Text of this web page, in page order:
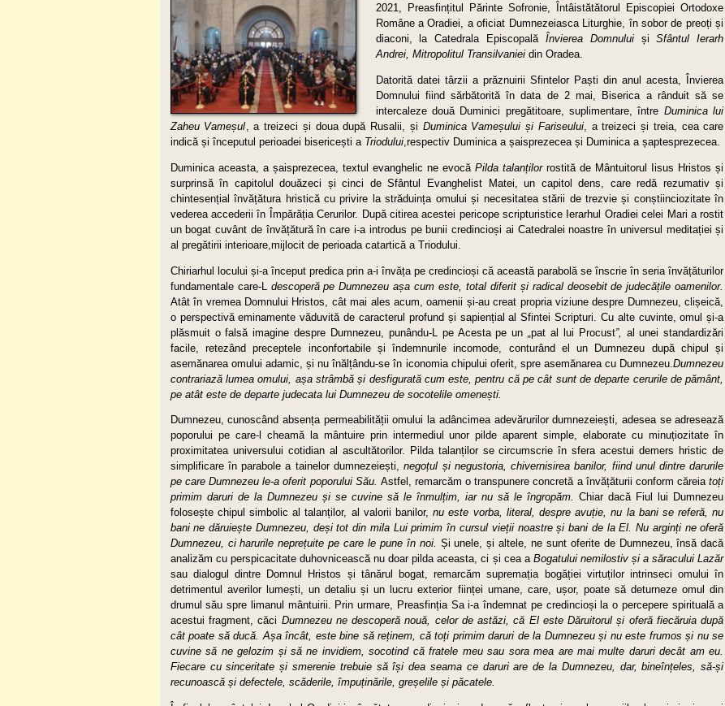
2021, Preasfințitul Părinte Sofronie, Întâistătătorul Episcopiei Ortodoxe
Române a Oradiei, a oficiat Dumnezeiasca Liturghie, în sobor de preoți și
diaconi, la Catedrala Episcopală Învierea Domnului șiSfântul Ierarh
Andrei, Mitropolitul Transilvanieidin Oradea.
Datorită datei târzii a prăznuirii Sfintelor Paști din anul acesta, Învierea
Domnului fiind sărbătorită în data de 2 mai, Biserica a rânduit să se
intercaleze două Duminici pregătitoare, suplimentare, între Duminica lui
Zaheu Vameșul , a treizeci și doua după Rusalii, și Duminica Vameșului și Fariseului, a treizeci și treia, cea care
indică și începutul perioadei bisericești a Triodului,respectiv Duminica a șaisprezecea și Duminica a șaptesprezecea.
Duminica aceasta, a șaisprezecea, textul evanghelic ne evocăPilda talanțilorrostită de Mântuitorul Iisus Hristos și
surprinsă în capitolul douăzeci și cinci de Sfântul Evanghelist Matei, un capitol dens, care redă rezumativ și
chintesențial învățătura hristică cu privire la străduința omului și necesitatea stării de trezvie și conștiinciozitate în
vederea accederii în Împărăția Cerurilor. După citirea acestei pericope scripturistice Ierarhul Oradiei celei Mari a rostit
un bogat cuvânt de învățătură în care i-a introdus pe bunii credincioși ai Catedralei noastre în universul meditației și
al pregătirii interioare,mijlocit de perioada catartică a Triodului.
Chiriarhul locului și-a început predica prin a-i învăța pe credincioși că această parabolă se înscrie în seria învățăturilor
fundamentale care-L descoperă pe Dumnezeu așa cum este, total diferit și radical deosebit de judecățile oamenilor.
Atât în vremea Domnului Hristos, cât mai ales acum, oamenii și-au creat propria viziune despre Dumnezeu, clișeică,
o perspectivă eminamente văduvită de caracterul profund și sapiențial al Sfintei Scripturi. Cu alte cuvinte, omul și-a
plăsmuit o falsă imagine despre Dumnezeu, punându-L pe Acesta pe un
„pat al lui Procust”, al unei standardizări
facile, retezând preceptele inconfortabile și îndemnurile incomode, conturând el un Dumnezeu după chipul și
asemănarea omului adamic, și nu înălțându-se în iconomia chipului oferit, spre asemănarea cu Dumnezeu.Dumnezeu
contrariază lumea omului, așa strâmbă și desfigurată cum este, pentru că pe cât sunt de departe cerurile de pământ,
pe atât este de departe judecata lui Dumnezeu de socotelile omenești.
Dumnezeu, cunoscând absența permeabilității omului la adâncimea adevărurilor dumnezeiești, adesea se adresează
poporului pe care-l cheamă la mântuire prin intermediul unor pilde aparent simple, elaborate cu minuțiozitate în
proximitatea universului cotidian al ascultătorilor. Pilda talanților se circumscrie în sfera acestui demers hristic de
simplificare în parabole a tainelor dumnezeiești,negoțul și negustoria, chivernisirea banilor, fiind unul dintre darurile
pe care Dumnezeu le-a oferit poporului Său. Astfel, remarcăm o transpunere concretă a învățăturii conform căreiatoți
primim daruri de la Dumnezeu și se cuvine să le înmulțim, iar nu să le îngropăm.Chiar dacă Fiul lui Dumnezeu
folosește chipul simbolic al talanților, al valorii banilor,nu este vorba, literal, despre avuție, nu la bani se referă, nu
bani ne dăruiește Dumnezeu, deși tot din mila Lui primim în cursul vieții noastre și bani de la El. Nu arginți ne oferă
Dumnezeu, ci harurile neprețuite pe care le pune în noi. Și unele, și altele, ne sunt oferite de Dumnezeu, însă dacă
analizăm cu perspicacitate duhovnicească nu doar pilda aceasta, ci și cea a Bogatului nemilostiv și a săracului Lazăr
sau dialogul dintre Domnul Hristos și tânărul bogat, remarcăm supremația bogăției virtuților intrinseci omului în
detrimentul averilor lumești, un detaliu și un lucru exterior ființei umane, care, ușor, poate să deturneze omul din
drumul său spre limanul mântuirii. Prin urmare, Preasfinția Sa i-a îndemnat pe credincioși la o percepere spirituală a
acestui fragment, căci Dumnezeu ne descoperă nouă, celor de astăzi, că El este Dăruitorul și oferă fiecăruia după
cât poate să ducă. Așa încât, este bine să reținem, că toți primim daruri de la Dumnezeu și nu este frumos și nu se
cuvine să ne gelozim și să ne invidiem, socotind că fratele meu sau sora mea are mai multe daruri decât am eu.
Fiecare cu sinceritate și smerenie trebuie să își dea seama ce daruri are de la Dumnezeu, dar, bineînțeles, să-și
recunoască și defectele, scăderile, împuținările, greșelile și păcatele.